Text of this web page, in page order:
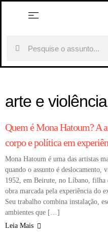
Griselda
a reescrita da
O que é
arte e violência
ARTISTAS
Quem é Mona Hatoum? A
corpo e política em
Mona Hatoum é uma das artistas
quando o assunto é
1952, em Beirute, no Líbano, filha
obra marcada pela experiência do
Seu trabalho combina instalação,
ambientes que […]
Leia Mais
ARTISTAS